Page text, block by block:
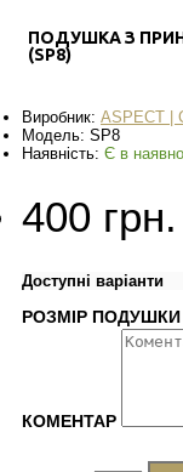
ПОДУШКА З
(SP8)
Виробник: ASPECT |
Модель: SP8
Наявність: Є в
400 грн.
Доступні варіанти
РОЗМІР ПОДУШКИ
КОМЕНТАР